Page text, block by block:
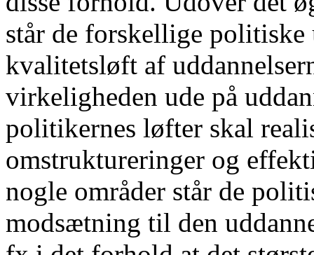
står de forskellige
kvalitetsløft af
virkeligheden ude på
politikernes løfter skal
omstruktureringer og
nogle områder står de
modsætning til den